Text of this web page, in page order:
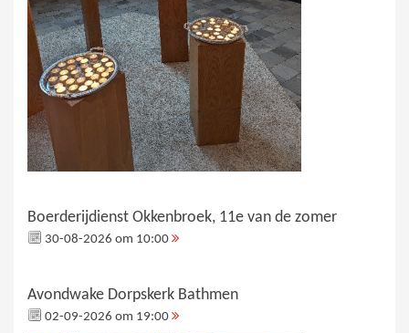
Boerderijdienst Okkenbroek, 11e van de zomer
30-08-2026 om 10:00
Avondwake Dorpskerk Bathmen
02-09-2026 om 19:00